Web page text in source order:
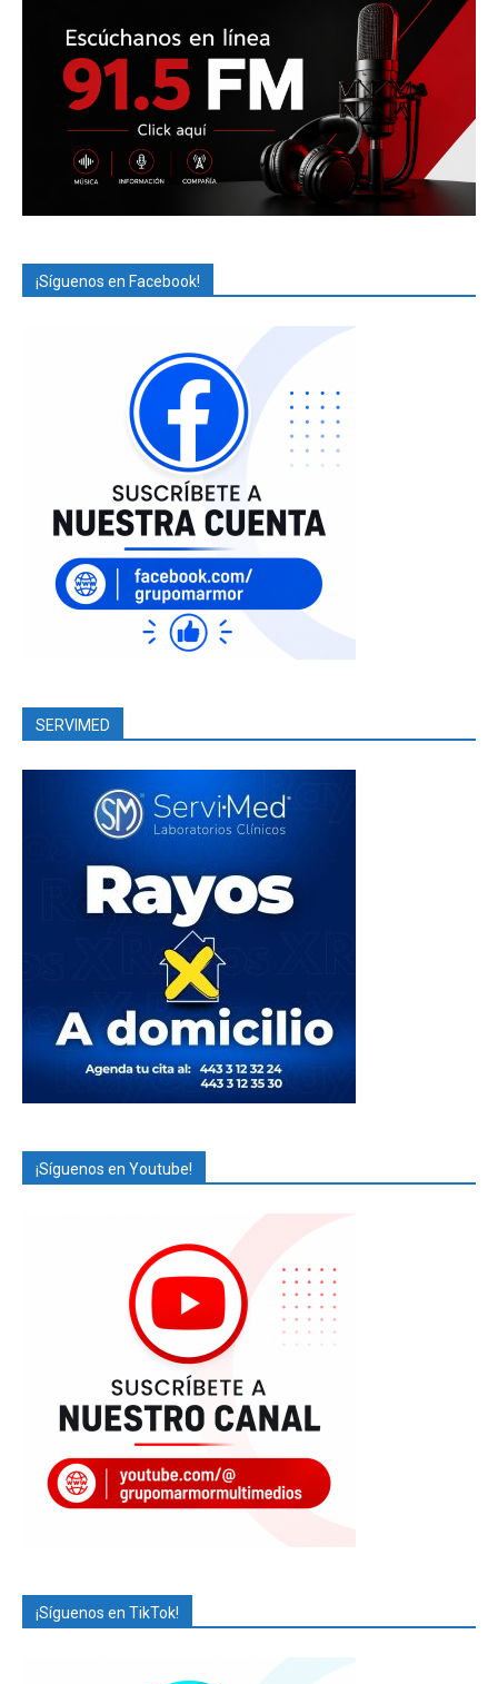
¡Síguenos en Facebook!
SERVIMED
¡Síguenos en Youtube!
¡Síguenos en TikTok!